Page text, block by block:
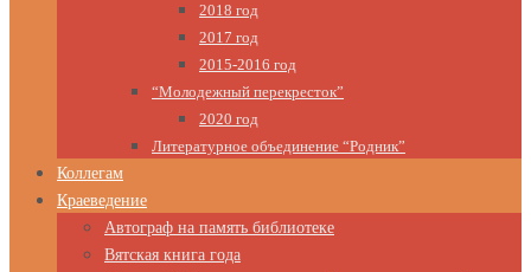
2018 год
2017 год
2015-2016 год
“Молодежный перекресток”
2020 год
Литературное объединение “Родник”
Коллегам
Краеведение
Автограф на память библиотеке
Вятская книга года